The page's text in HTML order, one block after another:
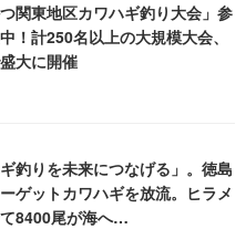
つ関東地区カワハギ釣り大会」参
！計250名以上の大規模大会、
大に開催
ギ釣りを未来につなげる」。徳島
ゲットカワハギを放流。ヒラメ
8400尾が海へ…